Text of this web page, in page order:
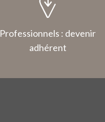
Professionnels : devenir
adhérent